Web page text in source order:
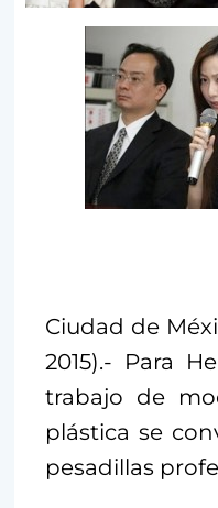
Ciudad de
2015).- Para
trabajo de
plástica se
pesadillas